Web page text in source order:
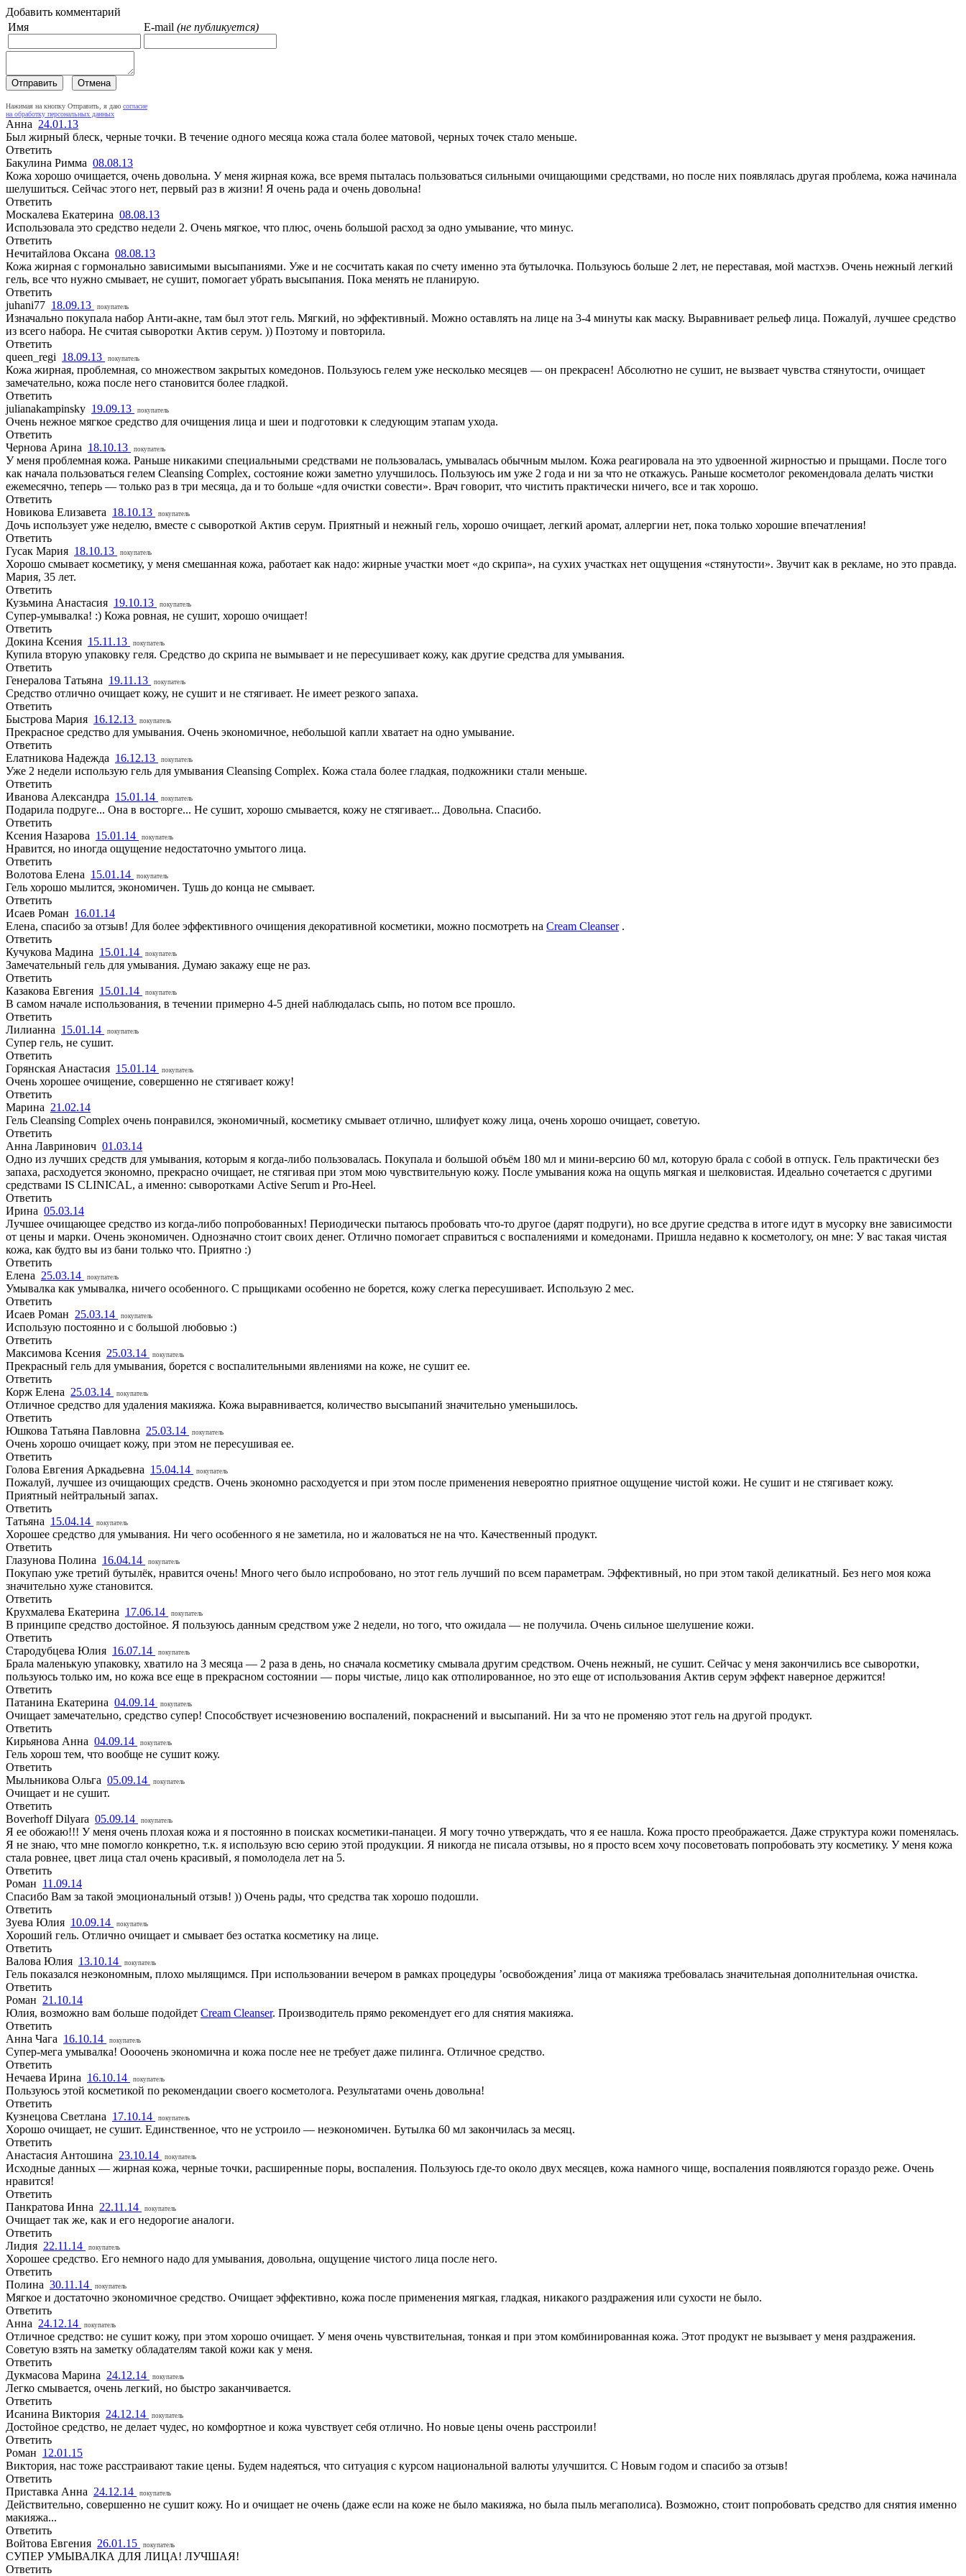
Добавить комментарий
Имя
E-mail (не публикуется)
Нажимая на кнопку Отправить, я даю согласие
на обработку персональных данных
Анна 24.01.13
Был жирный блеск, черные точки. В течение одного месяца кожа стала более матовой, черных точек стало меньше.
Ответить
Бакулина Римма 08.08.13
Кожа хорошо очищается, очень довольна. У меня жирная кожа, все время пыталась пользоваться сильными очищающими средствами, но после них появлялась другая проблема, кожа начинала
шелушиться. Сейчас этого нет, первый раз в жизни! Я очень рада и очень довольна!
Ответить
Москалева Екатерина 08.08.13
Использовала это средство недели 2. Очень мягкое, что плюс, очень большой расход за одно умывание, что минус.
Ответить
Нечитайлова Оксана 08.08.13
Кожа жирная с гормонально зависимыми высыпаниями. Уже и не сосчитать какая по счету именно эта бутылочка. Пользуюсь больше 2 лет, не переставая, мой мастхэв. Очень нежный легкий
гель, все что нужно смывает, не сушит, помогает убрать высыпания. Пока менять не планирую.
Ответить
juhani77 18.09.13 покупатель
Изначально покупала набор Анти-акне, там был этот гель. Мягкий, но эффективный. Можно оставлять на лице на 3-4 минуты как маску. Выравнивает рельеф лица. Пожалуй, лучшее средство
из всего набора. Не считая сыворотки Актив серум. )) Поэтому и повторила.
Ответить
queen_regi 18.09.13 покупатель
Кожа жирная, проблемная, со множеством закрытых комедонов. Пользуюсь гелем уже несколько месяцев — он прекрасен! Абсолютно не сушит, не вызвает чувства стянутости, очищает
замечательно, кожа после него становится более гладкой.
Ответить
julianakampinsky 19.09.13 покупатель
Очень нежное мягкое средство для очищения лица и шеи и подготовки к следующим этапам ухода.
Ответить
Чернова Арина 18.10.13 покупатель
У меня проблемная кожа. Раньше никакими специальными средствами не пользовалась, умывалась обычным мылом. Кожа реагировала на это удвоенной жирностью и прыщами. После того
как начала пользоваться гелем Cleansing Complex, состояние кожи заметно улучшилось. Пользуюсь им уже 2 года и ни за что не откажусь. Раньше косметолог рекомендовала делать чистки
ежемесячно, теперь — только раз в три месяца, да и то больше «для очистки совести». Врач говорит, что чистить практически ничего, все и так хорошо.
Ответить
Новикова Елизавета 18.10.13 покупатель
Дочь использует уже неделю, вместе с сывороткой Актив серум. Приятный и нежный гель, хорошо очищает, легкий аромат, аллергии нет, пока только хорошие впечатления!
Ответить
Гусак Мария 18.10.13 покупатель
Хорошо смывает косметику, у меня смешанная кожа, работает как надо: жирные участки моет «до скрипа», на сухих участках нет ощущения «стянутости». Звучит как в рекламе, но это правда.
Мария, 35 лет.
Ответить
Кузьмина Анастасия 19.10.13 покупатель
Супер-умывалка! :) Кожа ровная, не сушит, хорошо очищает!
Ответить
Докина Ксения 15.11.13 покупатель
Купила вторую упаковку геля. Средство до скрипа не вымывает и не пересушивает кожу, как другие средства для умывания.
Ответить
Генералова Татьяна 19.11.13 покупатель
Средство отлично очищает кожу, не сушит и не стягивает. Не имеет резкого запаха.
Ответить
Быстрова Мария 16.12.13 покупатель
Прекрасное средство для умывания. Очень экономичное, небольшой капли хватает на одно умывание.
Ответить
Елатникова Надежда 16.12.13 покупатель
Уже 2 недели использую гель для умывания Cleansing Complex. Кожа стала более гладкая, подкожники стали меньше.
Ответить
Иванова Александра 15.01.14 покупатель
Подарила подруге... Она в восторге... Не сушит, хорошо смывается, кожу не стягивает... Довольна. Спасибо.
Ответить
Ксения Назарова 15.01.14 покупатель
Нравится, но иногда ощущение недостаточно умытого лица.
Ответить
Волотова Елена 15.01.14 покупатель
Гель хорошо мылится, экономичен. Тушь до конца не смывает.
Ответить
Исаев Роман 16.01.14
Елена, спасибо за отзыв! Для более эффективного очищения декоративной косметики, можно посмотреть на Cream Cleanser.
Ответить
Кучукова Мадина 15.01.14 покупатель
Замечательный гель для умывания. Думаю закажу еще не раз.
Ответить
Казакова Евгения 15.01.14 покупатель
В самом начале использования, в течении примерно 4-5 дней наблюдалась сыпь, но потом все прошло.
Ответить
Лилианна 15.01.14 покупатель
Супер гель, не сушит.
Ответить
Горянская Анастасия 15.01.14 покупатель
Очень хорошее очищение, совершенно не стягивает кожу!
Ответить
Марина 21.02.14
Гель Cleansing Complex очень понравился, экономичный, косметику смывает отлично, шлифует кожу лица, очень хорошо очищает, советую.
Ответить
Анна Лавринович 01.03.14
Одно из лучших средств для умывания, которым я когда-либо пользовалась. Покупала и большой объём 180 мл и мини-версию 60 мл, которую брала с собой в отпуск. Гель практически без
запаха, расходуется экономно, прекрасно очищает, не стягивая при этом мою чувствительную кожу. После умывания кожа на ощупь мягкая и шелковистая. Идеально сочетается с другими
средствами IS CLINICAL, а именно: сыворотками Active Serum и Pro-Heel.
Ответить
Ирина 05.03.14
Лучшее очищающее средство из когда-либо попробованных! Периодически пытаюсь пробовать что-то другое (дарят подруги), но все другие средства в итоге идут в мусорку вне зависимости
от цены и марки. Очень экономичен. Однозначно стоит своих денег. Отлично помогает справиться с воспалениями и комедонами. Пришла недавно к косметологу, он мне: У вас такая чистая
кожа, как будто вы из бани только что. Приятно :)
Ответить
Елена 25.03.14 покупатель
Умывалка как умывалка, ничего особенного. С прыщиками особенно не борется, кожу слегка пересушивает. Использую 2 мес.
Ответить
Исаев Роман 25.03.14 покупатель
Использую постоянно и с большой любовью :)
Ответить
Максимова Ксения 25.03.14 покупатель
Прекрасный гель для умывания, борется с воспалительными явлениями на коже, не сушит ее.
Ответить
Корж Елена 25.03.14 покупатель
Отличное средство для удаления макияжа. Кожа выравнивается, количество высыпаний значительно уменьшилось.
Ответить
Юшкова Татьяна Павловна 25.03.14 покупатель
Очень хорошо очищает кожу, при этом не пересушивая ее.
Ответить
Голова Евгения Аркадьевна 15.04.14 покупатель
Пожалуй, лучшее из очищающих средств. Очень экономно расходуется и при этом после применения невероятно приятное ощущение чистой кожи. Не сушит и не стягивает кожу.
Приятный нейтральный запах.
Ответить
Татьяна 15.04.14 покупатель
Хорошее средство для умывания. Ни чего особенного я не заметила, но и жаловаться не на что. Качественный продукт.
Ответить
Глазунова Полина 16.04.14 покупатель
Покупаю уже третий бутылёк, нравится очень! Много чего было испробовано, но этот гель лучший по всем параметрам. Эффективный, но при этом такой деликатный. Без него моя кожа
значительно хуже становится.
Ответить
Крухмалева Екатерина 17.06.14 покупатель
В принципе средство достойное. Я пользуюсь данным средством уже 2 недели, но того, что ожидала — не получила. Очень сильное шелушение кожи.
Ответить
Стародубцева Юлия 16.07.14 покупатель
Брала маленькую упаковку, хватило на 3 месяца — 2 раза в день, но сначала косметику смывала другим средством. Очень нежный, не сушит. Сейчас у меня закончились все сыворотки,
пользуюсь только им, но кожа все еще в прекрасном состоянии — поры чистые, лицо как отполированное, но это еще от использования Актив серум эффект наверное держится!
Ответить
Патанина Екатерина 04.09.14 покупатель
Очищает замечательно, средство супер! Способствует исчезновению воспалений, покраснений и высыпаний. Ни за что не променяю этот гель на другой продукт.
Ответить
Кирьянова Анна 04.09.14 покупатель
Гель хорош тем, что вообще не сушит кожу.
Ответить
Мыльникова Ольга 05.09.14 покупатель
Очищает и не сушит.
Ответить
Boverhoff Dilyara 05.09.14 покупатель
Я ее обожаю!!! У меня очень плохая кожа и я постоянно в поисках косметики-панацеи. Я могу точно утверждать, что я ее нашла. Кожа просто преображается. Даже структура кожи поменялась.
Я не знаю, что мне помогло конкретно, т.к. я использую всю серию этой продукции. Я никогда не писала отзывы, но я просто всем хочу посоветовать попробовать эту косметику. У меня кожа
стала ровнее, цвет лица стал очень красивый, я помолодела лет на 5.
Ответить
Роман 11.09.14
Спасибо Вам за такой эмоциональный отзыв! )) Очень рады, что средства так хорошо подошли.
Ответить
Зуева Юлия 10.09.14 покупатель
Хороший гель. Отлично очищает и смывает без остатка косметику на лице.
Ответить
Валова Юлия 13.10.14 покупатель
Гель показался неэкономным, плохо мылящимся. При использовании вечером в рамках процедуры ’освобождения’ лица от макияжа требовалась значительная дополнительная очистка.
Ответить
Роман 21.10.14
Юлия, возможно вам больше подойдет Cream Cleanser. Производитель прямо рекомендует его для снятия макияжа.
Ответить
Анна Чага 16.10.14 покупатель
Супер-мега умывалка! Оооочень экономична и кожа после нее не требует даже пилинга. Отличное средство.
Ответить
Нечаева Ирина 16.10.14 покупатель
Пользуюсь этой косметикой по рекомендации своего косметолога. Результатами очень довольна!
Ответить
Кузнецова Светлана 17.10.14 покупатель
Хорошо очищает, не сушит. Единственное, что не устроило — неэкономичен. Бутылка 60 мл закончилась за месяц.
Ответить
Анастасия Антошина 23.10.14 покупатель
Исходные данных — жирная кожа, черные точки, расширенные поры, воспаления. Пользуюсь где-то около двух месяцев, кожа намного чище, воспаления появляются гораздо реже. Очень
нравится!
Ответить
Панкратова Инна 22.11.14 покупатель
Очищает так же, как и его недорогие аналоги.
Ответить
Лидия 22.11.14 покупатель
Хорошее средство. Его немного надо для умывания, довольна, ощущение чистого лица после него.
Ответить
Полина 30.11.14 покупатель
Мягкое и достаточно экономичное средство. Очищает эффективно, кожа после применения мягкая, гладкая, никакого раздражения или сухости не было.
Ответить
Анна 24.12.14 покупатель
Отличное средство: не сушит кожу, при этом хорошо очищает. У меня очень чувствительная, тонкая и при этом комбинированная кожа. Этот продукт не вызывает у меня раздражения.
Советую взять на заметку обладателям такой кожи как у меня.
Ответить
Дукмасова Марина 24.12.14 покупатель
Легко смывается, очень легкий, но быстро заканчивается.
Ответить
Исанина Виктория 24.12.14 покупатель
Достойное средство, не делает чудес, но комфортное и кожа чувствует себя отлично. Но новые цены очень расстроили!
Ответить
Роман 12.01.15
Виктория, нас тоже расстраивают такие цены. Будем надеяться, что ситуация с курсом национальной валюты улучшится. С Новым годом и спасибо за отзыв!
Ответить
Приставка Анна 24.12.14 покупатель
Действительно, совершенно не сушит кожу. Но и очищает не очень (даже если на коже не было макияжа, но была пыль мегаполиса). Возможно, стоит попробовать средство для снятия именно
макияжа...
Ответить
Войтова Евгения 26.01.15 покупатель
СУПЕР УМЫВАЛКА ДЛЯ ЛИЦА! ЛУЧШАЯ!
Ответить